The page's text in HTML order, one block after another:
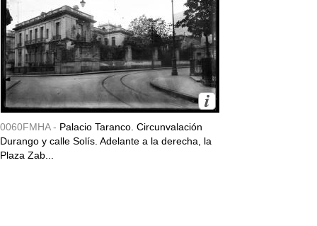
0060FMHA - Palacio Taranco. Circunvalación
Durango y calle Solís. Adelante a la derecha, la
Plaza Zab...